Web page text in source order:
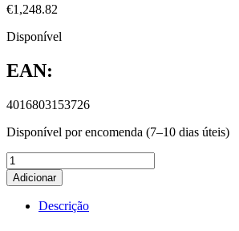
€1,248.82
Disponível
EAN:
4016803153726
Disponível por encomenda (7–10 dias úteis)
Adicionar
Descrição